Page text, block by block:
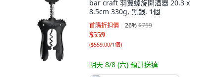
bar craft 羽翼螺旋開酒器 20.3 x
8.5cm 330g, 黑銀, 1個
首購折扣價 26%$759
$559
($559.00/1個)
明天 8/8 (六) 預計送達